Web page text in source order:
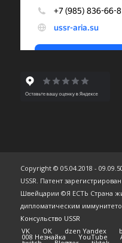
Copyright © 05.04.2018 -
USSR. Патент
Швейцарии ©Я ЕСТЬ Страна
дипломатическим
Консульство USSR
VK
OK dzen Yandex
008 Незнайка YouTube